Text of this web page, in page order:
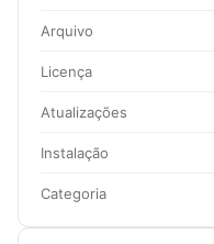
Arquivo
Licença
Atualizações
Instalação
Categoria